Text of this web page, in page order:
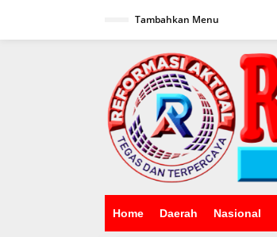
Tambahkan Menu
Home Daerah Nasional